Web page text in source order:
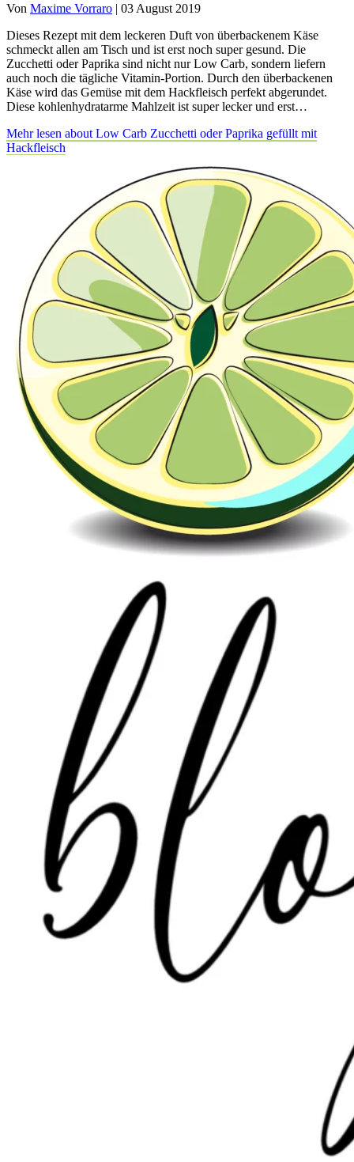
Von Maxime Vorraro | 03 August 2019
Dieses Rezept mit dem leckeren Duft von überbackenem Käse
schmeckt allen am Tisch und ist erst noch super gesund. Die
Zucchetti oder Paprika sind nicht nur Low Carb, sondern liefern
auch noch die tägliche Vitamin-Portion. Durch den überbackenen
Käse wird das Gemüse mit dem Hackfleisch perfekt abgerundet.
Diese kohlenhydratarme Mahlzeit ist super lecker und erst…
Mehr lesen about Low Carb Zucchetti oder Paprika gefüllt mit
Hackfleisch